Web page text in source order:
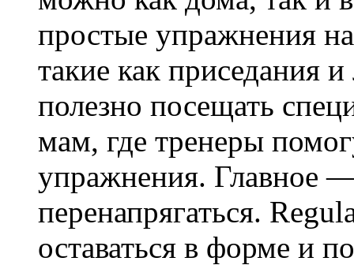
простые упражнения
такие как приседания
полезно посещать
мам, где тренеры
упражнения. Главное
перенапрягаться.
оставаться в форме и